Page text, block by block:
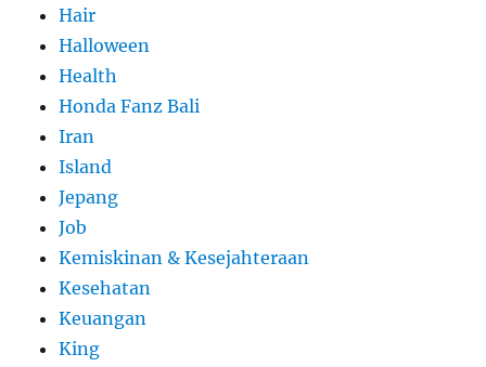
Hair
Halloween
Health
Honda Fanz Bali
Iran
Island
Jepang
Job
Kemiskinan & Kesejahteraan
Kesehatan
Keuangan
King